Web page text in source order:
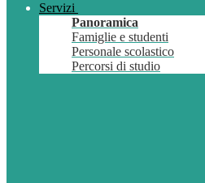
Servizi
Panoramica
Famiglie e studenti
Personale scolastico
Percorsi di studio